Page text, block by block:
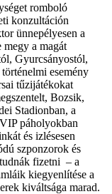
romboló
konzultáción
ünnepélyesen a
megy a magát
Gyurcsányostól,
esemény
tűzijátékokat
Bozsik,
Stadionban, a
páholyokban
és izlésesen
szponzorok és
fizetni – a
kiegyenlítése a
kiváltsága marad.